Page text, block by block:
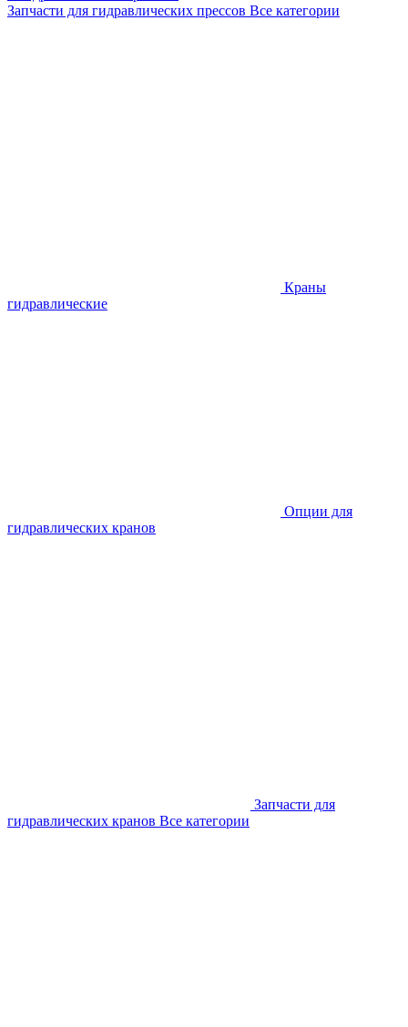
Запчасти для гидравлических прессов Все категории
Краны
гидравлические
Опции для
гидравлических кранов
Запчасти для
гидравлических кранов Все категории